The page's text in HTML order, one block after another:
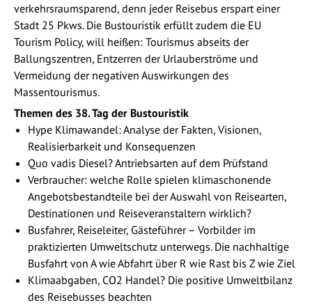
verkehrsraumsparend, denn jeder Reisebus erspart einer
Stadt 25 Pkws. Die Bustouristik erfüllt zudem die EU
Tourism Policy, will heißen: Tourismus abseits der
Ballungszentren, Entzerren der Urlauberströme und
Vermeidung der negativen Auswirkungen des
Massentourismus.
Themen des 38. Tag der Bustouristik
Hype Klimawandel: Analyse der Fakten, Visionen,
Realisierbarkeit und Konsequenzen
Quo vadis Diesel? Antriebsarten auf dem Prüfstand
Verbraucher: welche Rolle spielen klimaschonende
Angebotsbestandteile bei der Auswahl von Reisearten,
Destinationen und Reiseveranstaltern wirklich?
Busfahrer, Reiseleiter, Gästeführer – Vorbilder im
praktizierten Umweltschutz unterwegs. Die nachhaltige
Busfahrt von A wie Abfahrt über R wie Rast bis Z wie Ziel
Klimaabgaben, CO2 Handel? Die positive Umweltbilanz
des Reisebusses beachten